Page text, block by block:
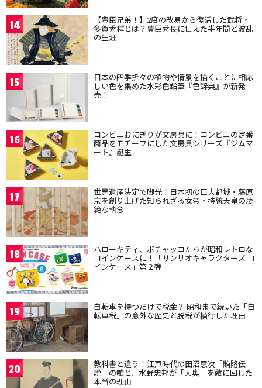
14 【豊臣兄弟！】2度の改易から復活した武将・
多賀秀種とは？豊臣秀長に仕えた半年間と波乱
の生涯
15 日本の四季折々の植物や情景を描くことに相応
しい色を集めた水彩色鉛筆『色辞典』が新発
売！
16 コンビニおにぎりが文房具に！コンビニの定番
商品をモチーフにした文房具シリーズ『ジムマ
ート』誕生
17 世界遺産決定で脚光！日本初の巨大都城・藤原
京を創り上げた知られざる女帝・持統天皇の凄
絶な執念
18 ハローキティ、ポチャッコたちが昭和レトロな
コインケースに！「サンリオキャラクターズ コ
インケース」第２弾
19 自転車を持つだけで税金？ 昭和まで続いた「自
転車税」の意外な歴史と脱税が横行した理由
20 教科書と違う！江戸時代の田沼意次「賄賂伝
説」の嘘と、水野忠邦が「大奥」を敵に回した
本当の理由